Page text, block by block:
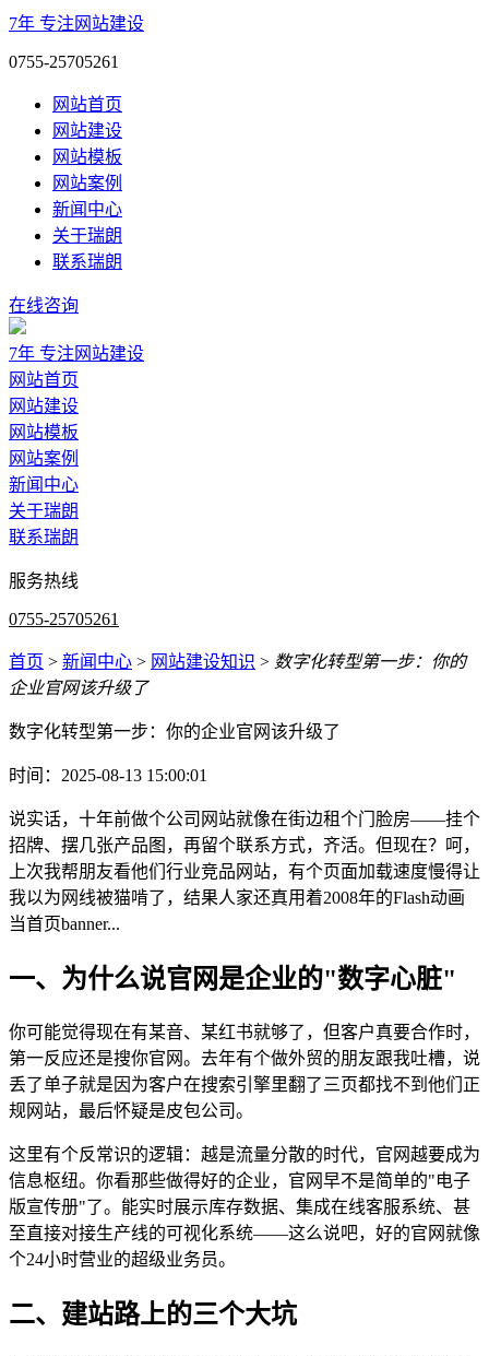
7年 专注网站建设
0755-25705261
网站首页
网站建设
网站模板
网站案例
新闻中心
关于瑞朗
联系瑞朗
在线咨询
7年 专注网站建设
网站首页
网站建设
网站模板
网站案例
新闻中心
关于瑞朗
联系瑞朗
服务热线
0755-25705261
首页 > 新闻中心 > 网站建设知识 > 数字化转型第一步：你的
企业官网该升级了
数字化转型第一步：你的企业官网该升级了
时间：2025-08-13 15:00:01
说实话，十年前做个公司网站就像在街边租个门脸房——挂个
招牌、摆几张产品图，再留个联系方式，齐活。但现在？呵，
上次我帮朋友看他们行业竞品网站，有个页面加载速度慢得让
我以为网线被猫啃了，结果人家还真用着2008年的Flash动画
当首页banner...
一、为什么说官网是企业的"数字心脏"
你可能觉得现在有某音、某红书就够了，但客户真要合作时，
第一反应还是搜你官网。去年有个做外贸的朋友跟我吐槽，说
丢了单子就是因为客户在搜索引擎里翻了三页都找不到他们正
规网站，最后怀疑是皮包公司。
这里有个反常识的逻辑：越是流量分散的时代，官网越要成为
信息枢纽。你看那些做得好的企业，官网早不是简单的"电子
版宣传册"了。能实时展示库存数据、集成在线客服系统、甚
至直接对接生产线的可视化系统——这么说吧，好的官网就像
个24小时营业的超级业务员。
二、建站路上的三个大坑